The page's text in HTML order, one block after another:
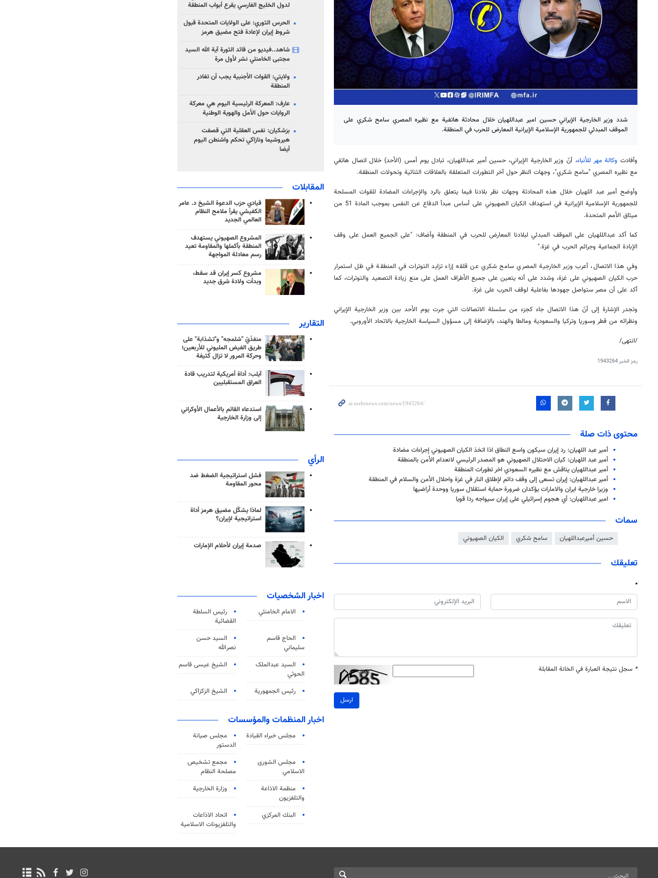
شدد وزير الخارجية الإيراني حسين امير عبداللهيان خلال محادثة هاتفية مع نظيره المصري سامح شكري على
الموقف المبدئي للجمهورية الإسلامية الإيرانية المعارض للحرب في المنطقة.
وأفادت وكالة مهر للأنباء، أنّ وزير الخارجية الإيراني، حسين أمير عبداللهيان، تبادل يوم أمس (الأحد) خلال اتصال هاتفي
مع نظيره المصري "سامح شكري"، وجهات النظر حول آخر التطورات المتعلقة بالعلاقات الثنائية وتحولات المنطقة.
وأوضح أمير عبد اللهيان خلال هذه المحادثة وجهات نظر بلادنا فيما يتعلق بالرد والإجراءات المضادة للقوات المسلحة
للجمهورية الإسلامية الإيرانية في استهداف الكيان الصهيوني على أساس مبدأ الدفاع عن النفس بموجب المادة 51 من
ميثاق الأمم المتحدة.
كما أكد عبدالللهيان على الموقف المبدئي لبلادنا المعارض للحرب في المنطقة وأضاف: "على الجميع العمل على وقف
الإبادة الجماعية وجرائم الحرب في غزة."
وفي هذا الاتصال، أعرب وزير الخارجية المصري سامح شكري عن قلقه إزاء تزايد التوترات في المنطقة في ظل استمرار
حرب الكيان الصهيوني على غزة، وشدد على أنه يتعين على جميع الأطراف العمل على منع زيادة التصعيد والتوترات، كما
أكد على أن مصر ستواصل جهودها بفاعلية لوقف الحرب على غزة.
وتجدر الإشارة إلى أنّ هذا الاتصال جاء كجزء من سلسلة الاتصالات التي جرت يوم الأحد بين وزير الخارجية الإيراني
ونظرائه من قطر وسوريا وتركيا والسعودية ومالطا والهند، بالإضافة إلى مسؤول السياسة الخارجية بالاتحاد الأوروبي.
/انتهى/
رمز الخبر1943264
محتوى ذات صلة
أمير عبد اللهيان: رد إيران سيكون واسع النطاق اذا اتخذ الكيان الصهيوني إجراءات مضادة
أمير عبد اللهيان: كيان الاحتلال الصهيوني هو المصدر الرئيسي لانعدام الأمن بالمنطقة
أمير عبداللهيان يناقش مع نظيره السعودي اخر تطورات المنطقة
أمير عبداللهيان: إيران تسعى إلى وقف دائم لإطلاق النار في غزة واحلال الأمن والسلام في المنطقة
وزيرا خارجية ايران والامارات يؤكدان ضرورة حماية استقلال سوريا ووحدة أراضيها
امير عبداللهيان: أي هجوم إسرائيلي على إيران سیواجه ردا قويا
سمات
حسين أميرعبداللهيان سامح شكري الكيان الصهيوني
تعليقك
* سجل نتيجة العبارة في الخانة المقابلة
ارسل
لدول الخليج الفارسي يقرع أبواب المنطقة
الحرس الثوري: على الولايات المتحدة قبول
شروط إيران لإعادة فتح مضيق هرمز
شاهد..فيديو من قائد الثورة آية الله السيد
مجتبى الخامنئي نشر لأول مرة
ولايتي: القوات الأجنبية يجب أن تغادر
المنطقة
عارف: المعركة الرئيسية اليوم هي معركة
الروايات حول الأمل والهوية الوطنية
بزشكيان: نفس العقلية التي قصفت
هيروشيما ونازاكي تحكم واشنطن اليوم
أيضا
المقابلات
قيادي حزب الدعوة الشيخ د. عامر
الكفيشي يقرأ ملامح النظام
العالمي الجديد
المشروع الصهيوني يستهدف
المنطقة بأكملها والمقاومة تعيد
رسم معادلة المواجهة
مشروع كسر إيران قد سقط،
وبدأت ولادة شرق جديد
التقارير
منفذَيّ "شلمجه" و"تشذابة" على
طريق الفيض المليوني للأربعين؛
وحركة المرور لا تزال كثيفة
آيلب: أداة أمريكية لتدريب قادة
العراق المستقبليين
استدعاء القائم بالأعمال الأوكراني
إلى وزارة الخارجية
الرأي
فشل استراتيجية الضغط ضد
محور المقاومة
لماذا يشكّل مضيق هرمز أداة
استراتيجية لإيران؟
صدمة إيران لأحلام الإمارات
اخبار الشخصيات
الامام الخامنئي
رئیس السلطة
القضائیة
الحاج قاسم
سليماني
السيد حسن
نصرالله
السید عبدالملک
الحوثي
الشيخ عيسى قاسم
رئيس الجمهورية الشيخ الزكزاكي
اخبار المنظمات والمؤسسات
مجلس خبراء القيادة
مجلس صيانة
الدستور
مجلس الشورى
الاسلامي
مجمع تشخيص
مصلحة النظام
منظمة الاذاعة
والتلفزیون
وزارة الخارجية
البنك المركزي
اتحاد الاذاعات
والتلفزيونات الاسلامية